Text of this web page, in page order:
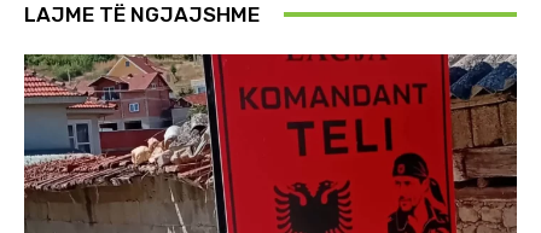
LAJME TË NGJAJSHME